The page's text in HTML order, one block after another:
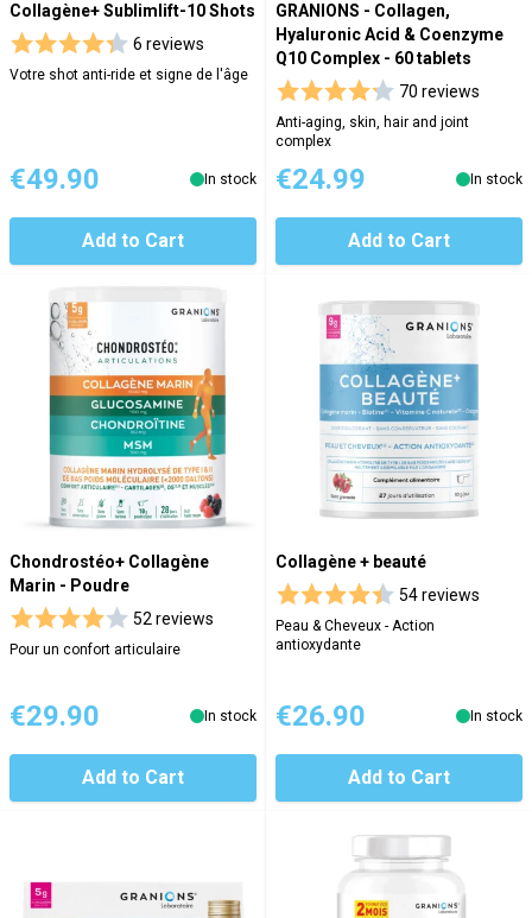
Collagène+ Sublimlift-10 Shots
6 reviews
Votre shot anti-ride et signe de l'âge
€49.90 In stock
Add to Cart
GRANIONS - Collagen,
Hyaluronic Acid & Coenzyme
Q10 Complex - 60 tablets
70 reviews
Anti-aging, skin, hair and joint
complex
€24.99 In stock
Add to Cart
Chondrostéo+ Collagène
Marin - Poudre
52 reviews
Pour un confort articulaire
€29.90 In stock
Add to Cart
Collagène + beauté
54 reviews
Peau & Cheveux - Action
antioxydante
€26.90 In stock
Add to Cart